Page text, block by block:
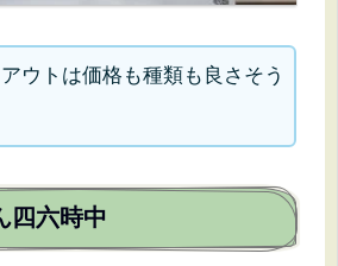
ウトは価格も種類も良さそう
四六時中